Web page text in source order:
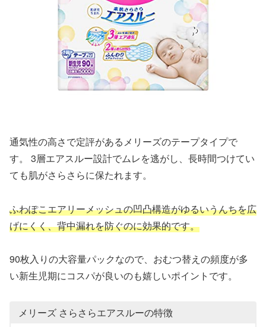
通気性の高さで定評があるメリーズのテープタイプで
す。 3層エアスルー設計でムレを逃がし、長時間つけてい
ても肌がさらさらに保たれます。
ふわぽこエアリーメッシュの凹凸構造がゆるいうんちを広
げにくく、背中漏れを防ぐのに効果的です。
90枚入りの大容量パックなので、おむつ替えの頻度が多
い新生児期にコスパが良いのも嬉しいポイントです。
メリーズ さらさらエアスルーの特徴